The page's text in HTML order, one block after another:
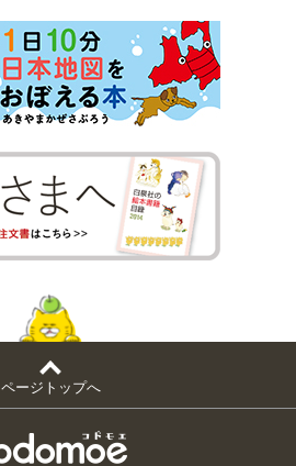
ページトップへ